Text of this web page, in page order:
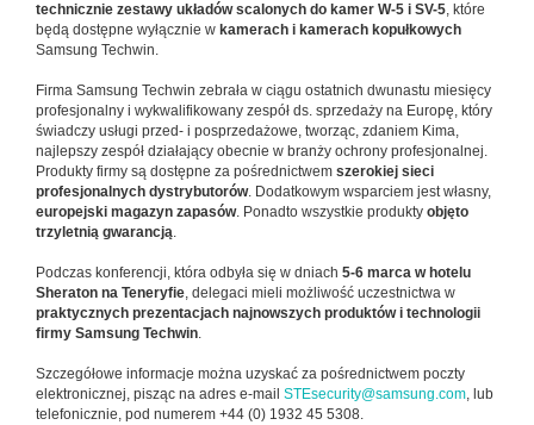
technicznie zestawy układów scalonych do kamer W-5 i SV-5, które
będą dostępne wyłącznie w kamerach i kamerach kopułkowych
Samsung Techwin.
Firma Samsung Techwin zebrała w ciągu ostatnich dwunastu miesięcy
profesjonalny i wykwalifikowany zespół ds. sprzedaży na Europę, który
świadczy usługi przed- i posprzedażowe, tworząc, zdaniem Kima,
najlepszy zespół działający obecnie w branży ochrony profesjonalnej.
Produkty firmy są dostępne za pośrednictwem szerokiej sieci
profesjonalnych dystrybutorów. Dodatkowym wsparciem jest własny,
europejski magazyn zapasów. Ponadto wszystkie produkty objęto
trzyletnią gwarancją.
Podczas konferencji, która odbyła się w dniach 5-6 marca w hotelu
Sheraton na Teneryfie, delegaci mieli możliwość uczestnictwa w
praktycznych prezentacjach najnowszych produktów i technologii
firmy Samsung Techwin.
Szczegółowe informacje można uzyskać za pośrednictwem poczty
elektronicznej, pisząc na adres e-mail STEsecurity@samsung.com, lub
telefonicznie, pod numerem +44 (0) 1932 45 5308.